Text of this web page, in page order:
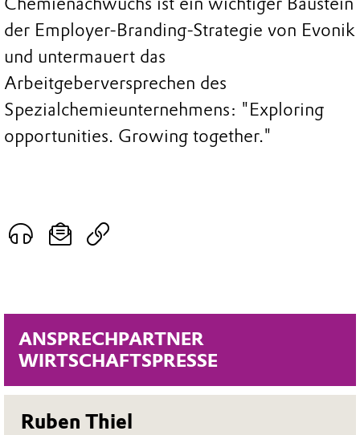
ANSPRECHPARTNER
WIRTSCHAFTSPRESSE
Ruben Thiel
der Employer-Branding-Strategie von Evonik
und untermauert das
Arbeitgeberversprechen des
Spezialchemieunternehmens: "Exploring
opportunities. Growing together."